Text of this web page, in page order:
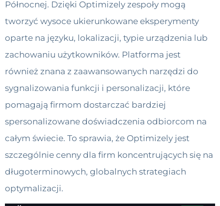
Północnej. Dzięki Optimizely zespoły mogą
tworzyć wysoce ukierunkowane eksperymenty
oparte na języku, lokalizacji, typie urządzenia lub
zachowaniu użytkowników. Platforma jest
również znana z zaawansowanych narzędzi do
sygnalizowania funkcji i personalizacji, które
pomagają firmom dostarczać bardziej
spersonalizowane doświadczenia odbiorcom na
całym świecie. To sprawia, że ​​Optimizely jest
szczególnie cenny dla firm koncentrujących się na
długoterminowych, globalnych strategiach
optymalizacji.